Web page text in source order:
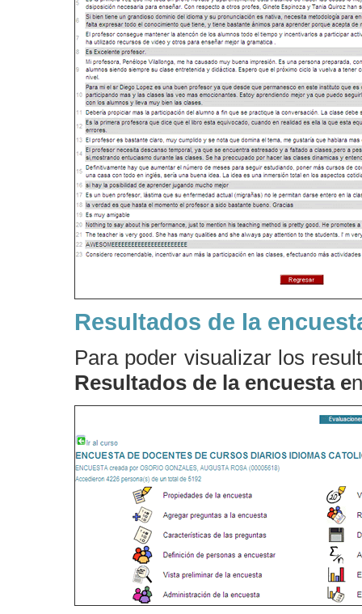
Resultados de la
Para poder visualizar los
Resultados de la encuesta e